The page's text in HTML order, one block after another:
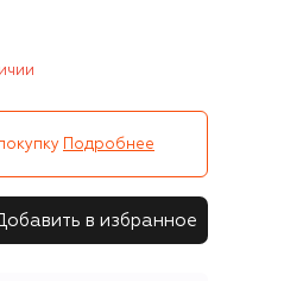
Подробнее
в избранное